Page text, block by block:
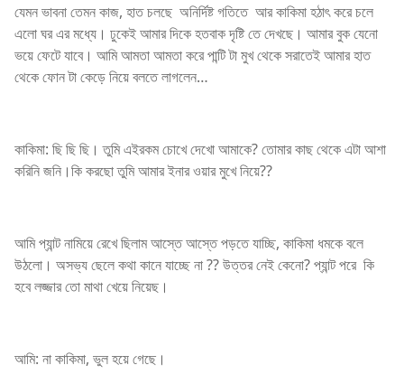
যেমন ভাবনা তেমন কাজ, হাত চলছে অনির্দিষ্ট গতিতে আর কাকিমা হঠাৎ করে চলে
এলো ঘর এর মধ্যে। ঢুকেই আমার দিকে হতবাক দৃষ্টি তে দেখছে। আমার বুক যেনো
ভয়ে ফেটে যাবে। আমি আমতা আমতা করে পান্টি টা মুখ থেকে সরাতেই আমার হাত
থেকে ফোন টা কেড়ে নিয়ে বলতে লাগলেন…
কাকিমা: ছি ছি ছি। তুমি এইরকম চোখে দেখো আমাকে? তোমার কাছ থেকে এটা আশা
করিনি জনি।কি করছো তুমি আমার ইনার ওয়ার মুখে নিয়ে??
আমি প্যান্ট নামিয়ে রেখে ছিলাম আস্তে আস্তে পড়তে যাচ্ছি, কাকিমা ধমকে বলে
উঠলো। অসভ্য ছেলে কথা কানে যাচ্ছে না ?? উত্তর নেই কেনো? প্যান্ট পরে কি
হবে লজ্জার তো মাথা খেয়ে নিয়েছ।
আমি: না কাকিমা, ভুল হয়ে গেছে।